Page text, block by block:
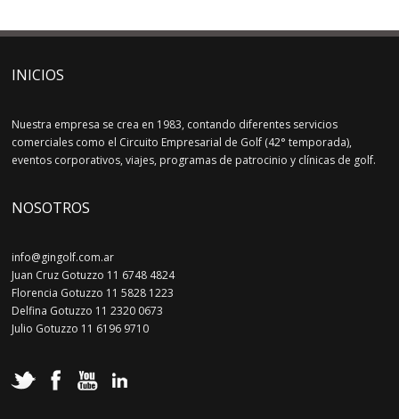
INICIOS
Nuestra empresa se crea en 1983, contando diferentes servicios
comerciales como el Circuito Empresarial de Golf (42° temporada),
eventos corporativos, viajes, programas de patrocinio y clínicas de golf.
NOSOTROS
info@gingolf.com.ar
Juan Cruz Gotuzzo 11 6748 4824
Florencia Gotuzzo 11 5828 1223
Delfina Gotuzzo 11 2320 0673
Julio Gotuzzo 11 6196 9710